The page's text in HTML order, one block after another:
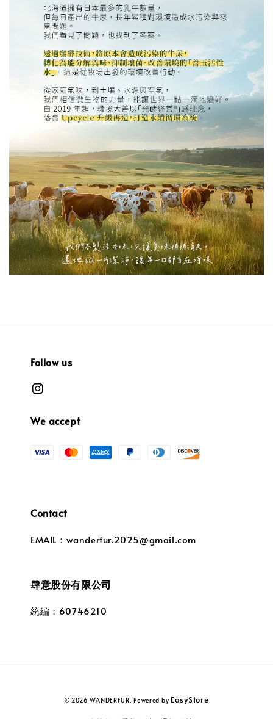
Follow us
We accept
Contact
EMAIL：wanderfur.2025@gmail.com
肆意股份有限公司
統編：60746210
© 2026 WANDERFUR. Powered by EasyStore